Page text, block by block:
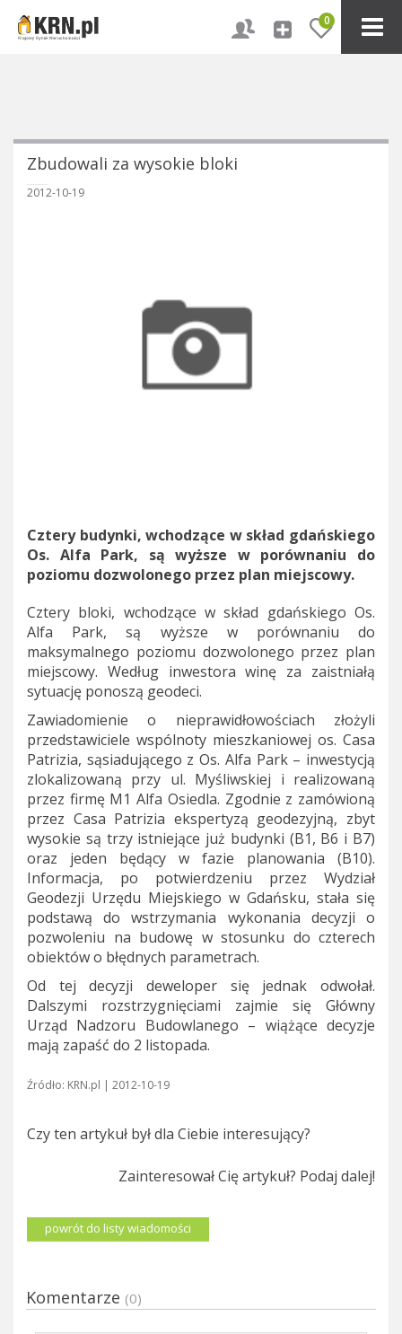
0
Zbudowali za wysokie bloki
2012-10-19
Cztery budynki, wchodzące w skład gdańskiego
Os. Alfa Park, są wyższe w porównaniu do
poziomu dozwolonego przez plan miejscowy.
Cztery bloki, wchodzące w skład gdańskiego Os.
Alfa Park, są wyższe w porównaniu do
maksymalnego poziomu dozwolonego przez plan
miejscowy. Według inwestora winę za zaistniałą
sytuację ponoszą geodeci.
Zawiadomienie o nieprawidłowościach złożyli
przedstawiciele wspólnoty mieszkaniowej os. Casa
Patrizia, sąsiadującego z Os. Alfa Park – inwestycją
zlokalizowaną przy ul. Myśliwskiej i realizowaną
przez firmę M1 Alfa Osiedla. Zgodnie z zamówioną
przez Casa Patrizia ekspertyzą geodezyjną, zbyt
wysokie są trzy istniejące już budynki (B1, B6 i B7)
oraz jeden będący w fazie planowania (B10).
Informacja, po potwierdzeniu przez Wydział
Geodezji Urzędu Miejskiego w Gdańsku, stała się
podstawą do wstrzymania wykonania decyzji o
pozwoleniu na budowę w stosunku do czterech
obiektów o błędnych parametrach.
Od tej decyzji deweloper się jednak odwołał.
Dalszymi rozstrzygnięciami zajmie się Główny
Urząd Nadzoru Budowlanego – wiążące decyzje
mają zapaść do 2 listopada.
Źródło: KRN.pl | 2012-10-19
Czy ten artykuł był dla Ciebie interesujący?
Zainteresował Cię artykuł? Podaj dalej!
powrót do listy wiadomości
Komentarze (0)